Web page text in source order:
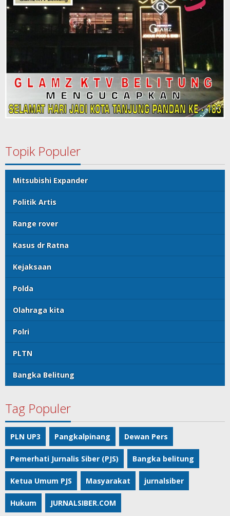
Topik Populer
Mitsubishi Expander
Politik Artis
Range rover
Kasus dr Ratna
Kejaksaan
Polda
Olahraga kita
Polri
PLTN
Bangka Belitung
Tag Populer
PLN UP3 Pangkalpinang Dewan Pers
Pemerhati Jurnalis Siber (PJS) Bangka belitung
Ketua Umum PJS Masyarakat jurnalsiber
Hukum JURNALSIBER.COM